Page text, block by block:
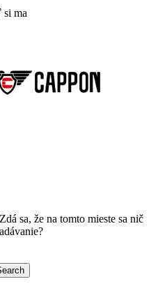
si ma
sa, že na tomto mieste sa nič